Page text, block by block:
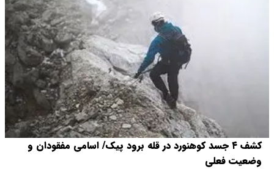
کشف ۴ جسد کوهنورد در قله برود پیک/ اسامی مفقودان و
وضعیت فعلی